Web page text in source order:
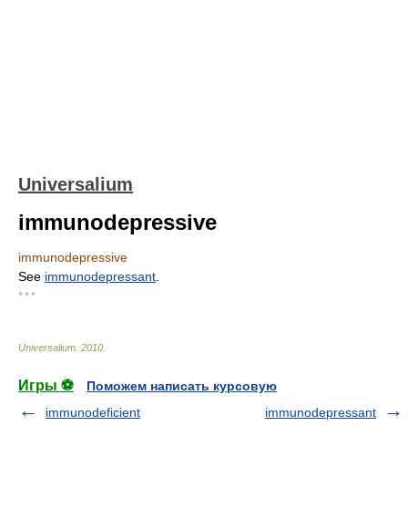
Universalium
immunodepressive
immunodepressive
See immunodepressant
* * *
Universalium 2010
Игры ⚽
Поможем написать курсовую
immunodeficient
immunodepressant